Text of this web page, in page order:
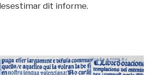
dit informe.